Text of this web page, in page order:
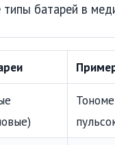
батарей в